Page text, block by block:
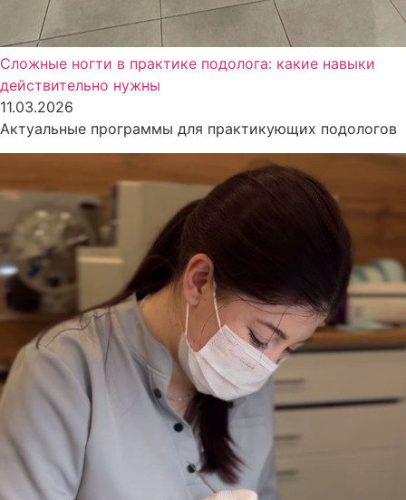
Сложные ногти в практике подолога: какие навыки
действительно нужны
11.03.2026
Актуальные программы для практикующих подологов